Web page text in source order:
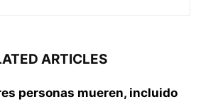
ARTICLES
personas mueren, incluido